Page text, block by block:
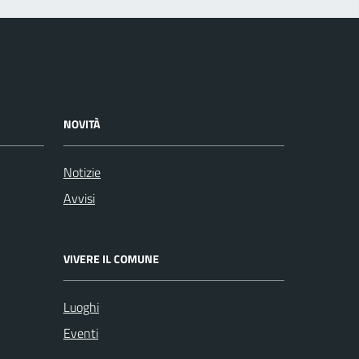
NOVITÀ
Notizie
Avvisi
VIVERE IL COMUNE
Luoghi
Eventi